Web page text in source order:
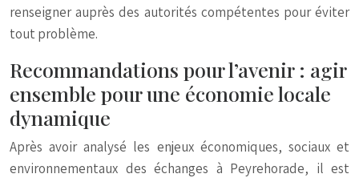
renseigner auprès des autorités compétentes pour éviter
tout problème.
Recommandations pour l’avenir : agir
ensemble pour une économie locale
dynamique
Après avoir analysé les enjeux économiques, sociaux et
environnementaux des échanges à Peyrehorade, il est